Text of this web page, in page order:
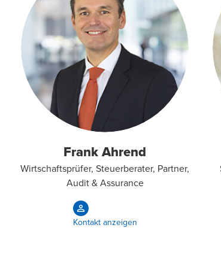
Frank Ahrend
Wirtschaftsprüfer, Steuerberater, Partner,
Audit & Assurance
Kontakt anzeigen